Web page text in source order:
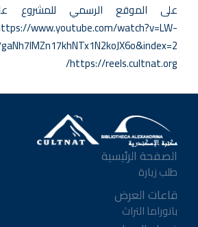
على الموقع الرسمي للمشروع على
www.youtube.com/watch?v=LW-
https://reels.cultnat.org/
الصفحة الرئيسية
طلب زيارة
قاعات العرض
بانوراما التراث